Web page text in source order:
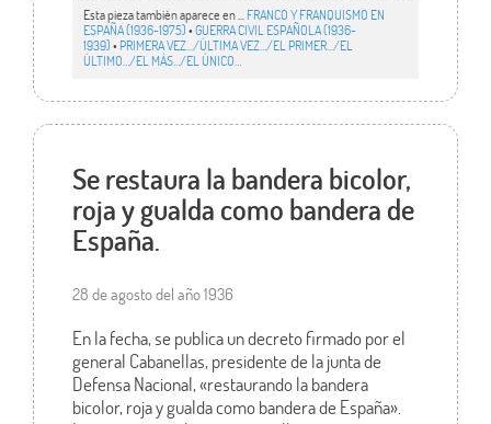
Esta pieza también aparece en ... FRANCO Y FRANQUISMO EN
ESPAÑA (1936-1975)•GUERRA CIVIL ESPAÑOLA (1936-
1939)• PRIMERA VEZ.../ÚLTIMA VEZ…/EL PRIMER.../EL
ÚLTIMO…/EL MÁS…/EL ÚNICO…
Se restaura la bandera bicolor,
roja y gualda como bandera de
España.
28 de agosto del año 1936
En la fecha, se publica un decreto firmado por el
general Cabanellas, presidente de la junta de
Defensa Nacional, «restaurando la bandera
bicolor, roja y gualda como bandera de España».